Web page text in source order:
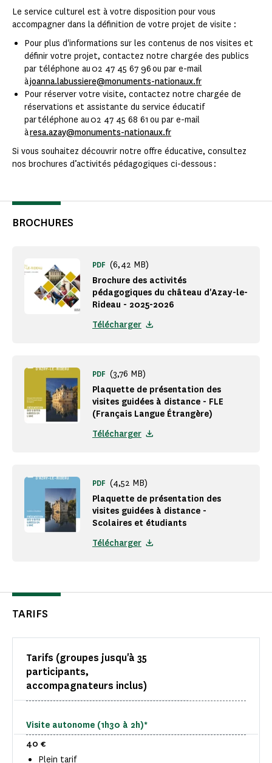
Le service culturel est à votre disposition pour vous
accompagner dans la définition de votre projet de visite :
Pour plus d'informations sur les contenus de nos visites et
définir votre projet, contactez notre chargée des publics
par téléphone au 02 47 45 67 96 ou par e-mail
àjoanna.labussiere@monuments-nationaux.fr
Pour réserver votre visite, contactez notre chargée de
réservations et assistante du service éducatif
par téléphone au 02 47 45 68 61 ou par e-mail
àresa.azay@monuments-nationaux.fr
Si vous souhaitez découvrir notre offre éducative, consultez
nos brochures d’activités pédagogiques ci-dessous :
BROCHURES
Brochure des activités
pédagogiques du château d'Azay-le-
Rideau - 2025-2026
PDF (6,42 MB)
Télécharger
Plaquette de présentation des
visites guidées à distance - FLE
(Français Langue Étrangère)
PDF (3,76 MB)
Télécharger
Plaquette de présentation des
visites guidées à distance -
Scolaires et étudiants
PDF (4,52 MB)
Télécharger
TARIFS
Tarifs (groupes jusqu'à 35
participants,
accompagnateurs inclus)
Visite autonome (1h30 à 2h)*
Plein tarif
40 €